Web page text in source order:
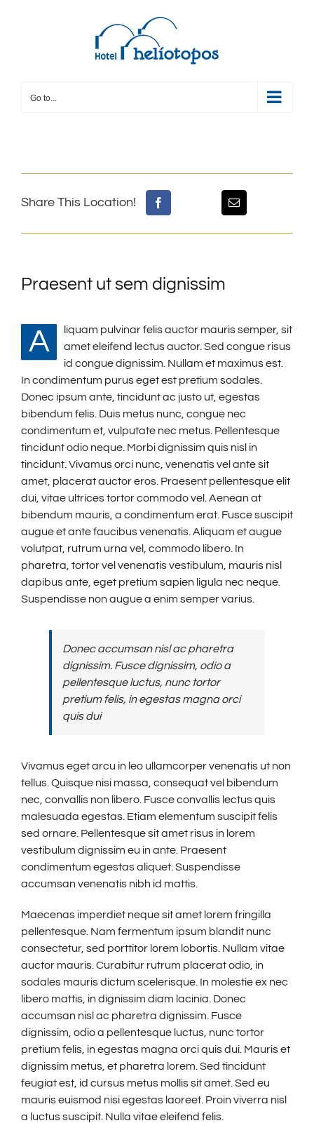
Go to...
Share This Location!
Praesent ut sem dignissim
A
liquam pulvinar felis auctor mauris semper, sit
amet eleifend lectus auctor. Sed congue risus
id congue dignissim. Nullam et maximus est.
In condimentum purus eget est pretium sodales.
Donec ipsum ante, tincidunt ac justo ut, egestas
bibendum felis. Duis metus nunc, congue nec
condimentum et, vulputate nec metus. Pellentesque
tincidunt odio neque. Morbi dignissim quis nisl in
tincidunt. Vivamus orci nunc, venenatis vel ante sit
amet, placerat auctor eros. Praesent pellentesque elit
dui, vitae ultrices tortor commodo vel. Aenean at
bibendum mauris, a condimentum erat. Fusce suscipit
augue et ante faucibus venenatis. Aliquam et augue
volutpat, rutrum urna vel, commodo libero. In
pharetra, tortor vel venenatis vestibulum, mauris nisl
dapibus ante, eget pretium sapien ligula nec neque.
Suspendisse non augue a enim semper varius.
Donec accumsan nisl ac pharetra
dignissim. Fusce dignissim, odio a
pellentesque luctus, nunc tortor
pretium felis, in egestas magna orci
quis dui
Vivamus eget arcu in leo ullamcorper venenatis ut non
tellus. Quisque nisi massa, consequat vel bibendum
nec, convallis non libero. Fusce convallis lectus quis
malesuada egestas. Etiam elementum suscipit felis
sed ornare. Pellentesque sit amet risus in lorem
vestibulum dignissim eu in ante. Praesent
condimentum egestas aliquet. Suspendisse
accumsan venenatis nibh id mattis.
Maecenas imperdiet neque sit amet lorem fringilla
pellentesque. Nam fermentum ipsum blandit nunc
consectetur, sed porttitor lorem lobortis. Nullam vitae
auctor mauris. Curabitur rutrum placerat odio, in
sodales mauris dictum scelerisque. In molestie ex nec
libero mattis, in dignissim diam lacinia. Donec
accumsan nisl ac pharetra dignissim. Fusce
dignissim, odio a pellentesque luctus, nunc tortor
pretium felis, in egestas magna orci quis dui. Mauris et
dignissim metus, et pharetra lorem. Sed tincidunt
feugiat est, id cursus metus mollis sit amet. Sed eu
mauris euismod nisi egestas laoreet. Proin viverra nisl
a luctus suscipit. Nulla vitae eleifend felis.